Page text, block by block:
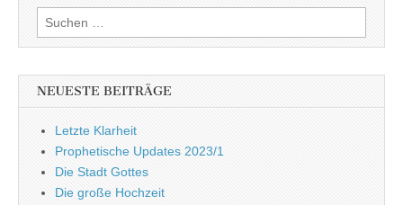
Suchen
nach:
NEUESTE BEITRÄGE
Letzte Klarheit
Prophetische Updates 2023/1
Die Stadt Gottes
Die große Hochzeit